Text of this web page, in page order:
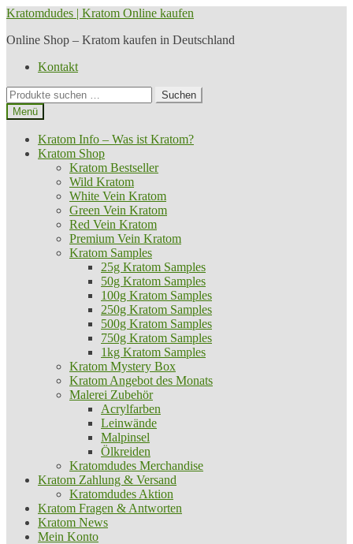
Zur
springen
Zum
springen
Kratomdudes | Kratom Online kaufen
Online Shop – Kratom kaufen in Deutschland
Kontakt
Suche
nach:
Suchen
Menü
Kratom Info – Was ist Kratom?
Kratom Shop
Kratom Bestseller
Wild Kratom
White Vein Kratom
Green Vein Kratom
Red Vein Kratom
Premium Vein Kratom
Kratom Samples
25g Kratom Samples
50g Kratom Samples
100g Kratom Samples
250g Kratom Samples
500g Kratom Samples
750g Kratom Samples
1kg Kratom Samples
Kratom Mystery Box
Kratom Angebot des Monats
Malerei Zubehör
Acrylfarben
Leinwände
Malpinsel
Ölkreiden
Kratomdudes Merchandise
Kratom Zahlung & Versand
Kratomdudes Aktion
Kratom Fragen & Antworten
Kratom News
Mein Konto